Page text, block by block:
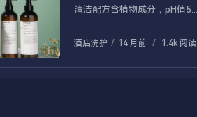
清洁配方含植物成分，pH值
酒店洗护 / 14 月前 / 1.4k 阅读